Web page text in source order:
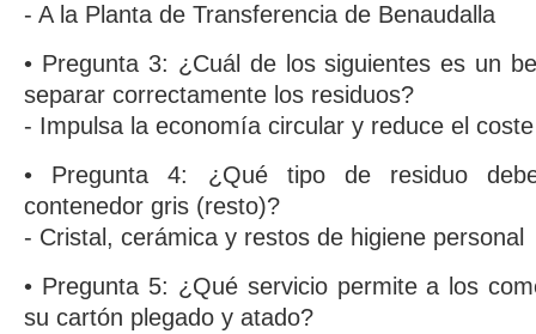
- A la Planta de Transferencia de Benaudalla
• Pregunta 3: ¿Cuál de los siguientes es un
separar correctamente los residuos?
- Impulsa la economía circular y reduce el
• Pregunta 4: ¿Qué tipo de residuo
contenedor gris (resto)?
- Cristal, cerámica y restos de higiene personal
• Pregunta 5: ¿Qué servicio permite a los
su cartón plegado y atado?